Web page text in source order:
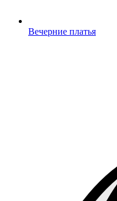
Вечерние платья